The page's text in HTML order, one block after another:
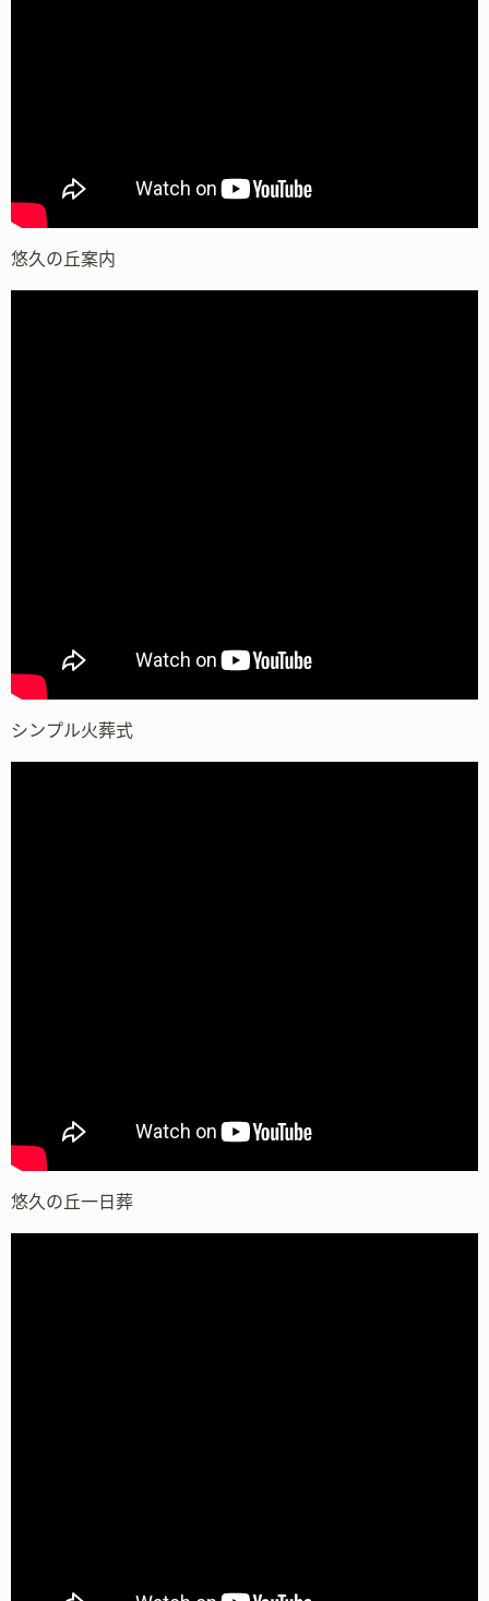
悠久の丘案内
シンプル火葬式
悠久の丘一日葬